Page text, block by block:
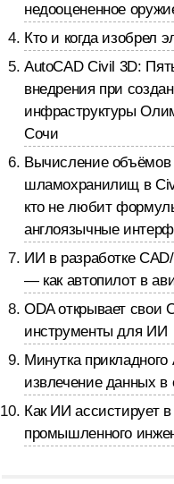
недооцененное
Кто и когда изобрел
AutoCAD Civil 3D:
внедрения при
инфраструктуры
Сочи
Вычисление объёмов
шламохранилищ в
кто не любит
англоязычные
ИИ в разработке
— как автопилот в
ODA открывает свои
инструменты для ИИ
Минутка прикладного
извлечение данных в
Как ИИ ассистирует
промышленного